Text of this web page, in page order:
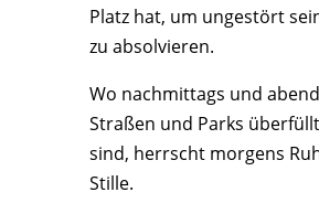
Platz hat, um ungestört
zu absolvieren.
Wo nachmittags und
Straßen und Parks
sind, herrscht morgens
Stille.